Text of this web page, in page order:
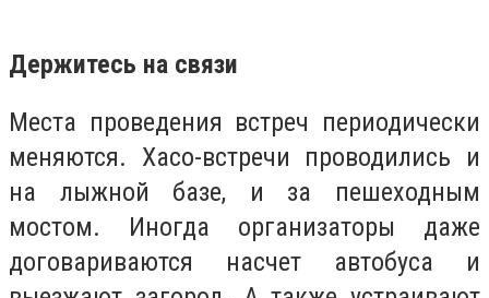
Держитесь на связи
Места проведения встреч периодически
меняются. Хасо-встречи проводились и
на лыжной базе, и за пешеходным
мостом. Иногда организаторы даже
договариваются насчет автобуса и